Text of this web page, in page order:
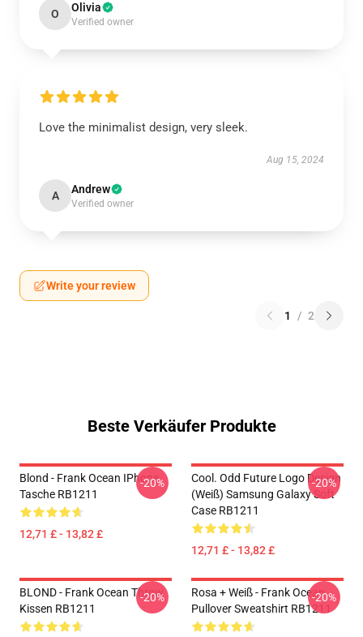
O Olivia
Verified owner
Love the minimalist design, very sleek.
Aug 15, 2024
A Andrew
Verified owner
Write your review
1 / 2
Beste Verkäufer Produkte
Blond - Frank Ocean IPhone
Tasche RB1211
12,71 £ - 13,82 £
-20%
Cool. Odd Future Logo Design
(weiß) Samsung Galaxy Soft
Case RB1211
12,71 £ - 13,82 £
-20%
BLOND - Frank Ocean Throw
Kissen RB1211
-20%
Rosa + Weiß - Frank Ocean
Pullover Sweatshirt RB1211
-20%